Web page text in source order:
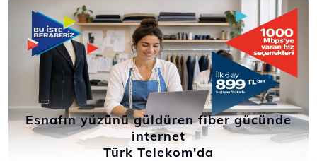
Esnafın yüzünü güldüren fiber gücünde
internet
Türk Telekom'da